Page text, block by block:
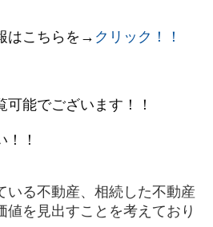
はこちらを→ クリック！！
能でございます！！
！
いる不動産、相続した不動産
値を見出すことを考えており